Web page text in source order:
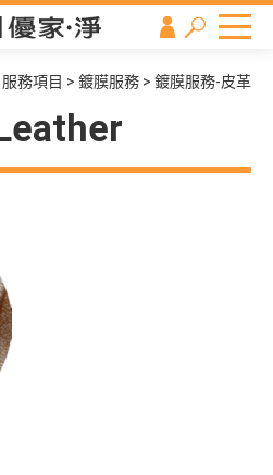
服務項目 鍍膜服務 鍍膜服務-皮革